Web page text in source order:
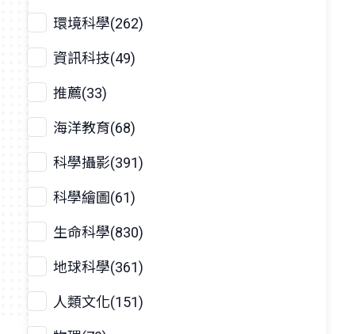
環境科學(262)
資訊科技(49)
推薦(33)
海洋教育(68)
科學攝影(391)
科學繪圖(61)
生命科學(830)
地球科學(361)
人類文化(151)